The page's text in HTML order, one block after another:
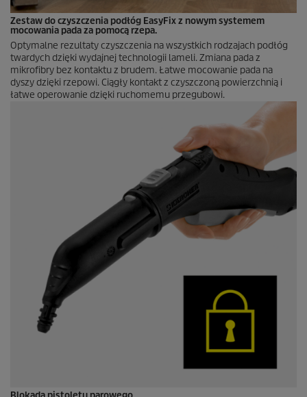
Zestaw do czyszczenia podłóg EasyFixz nowym systemem
mocowania pada za pomocą rzepa.
Optymalne rezultaty czyszczenia na wszystkich rodzajach podłóg
twardych dzięki wydajnej technologii lameli. Zmiana pada z
mikrofibry bez kontaktu z brudem. Łatwe mocowanie pada na
dyszy dzięki rzepowi. Ciągły kontakt z czyszczoną powierzchnią i
łatwe operowanie dzięki ruchomemu przegubowi.